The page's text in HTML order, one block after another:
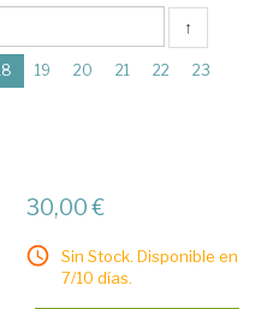
↑
(current)
19 20 21 22
23
30,00 €
Sin Stock. Disponible en
7/10 días.